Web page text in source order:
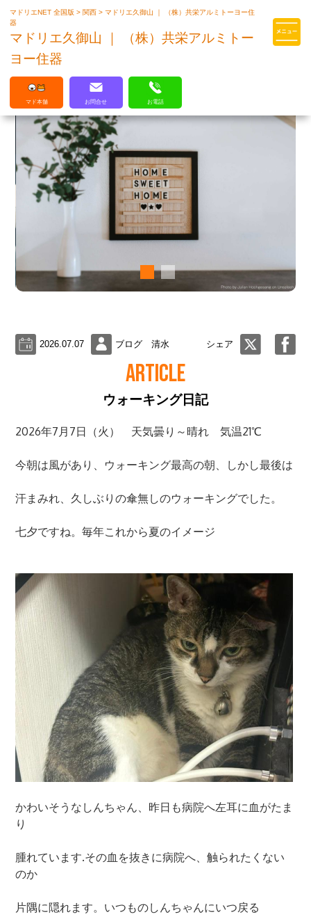
マドリエはLIXILの厳しい基準を
マドリエNET 全国版> 関西>マドリエ久御山 ｜ （株）共栄アルミトーヨー住
器
マドリエ久御山 ｜ （株）共栄アルミトー
ヨー住器
マド本舗 お問合せ お電話
2026.07.07 ブログ 清水 シェア
ARTICLE
ウォーキング日記